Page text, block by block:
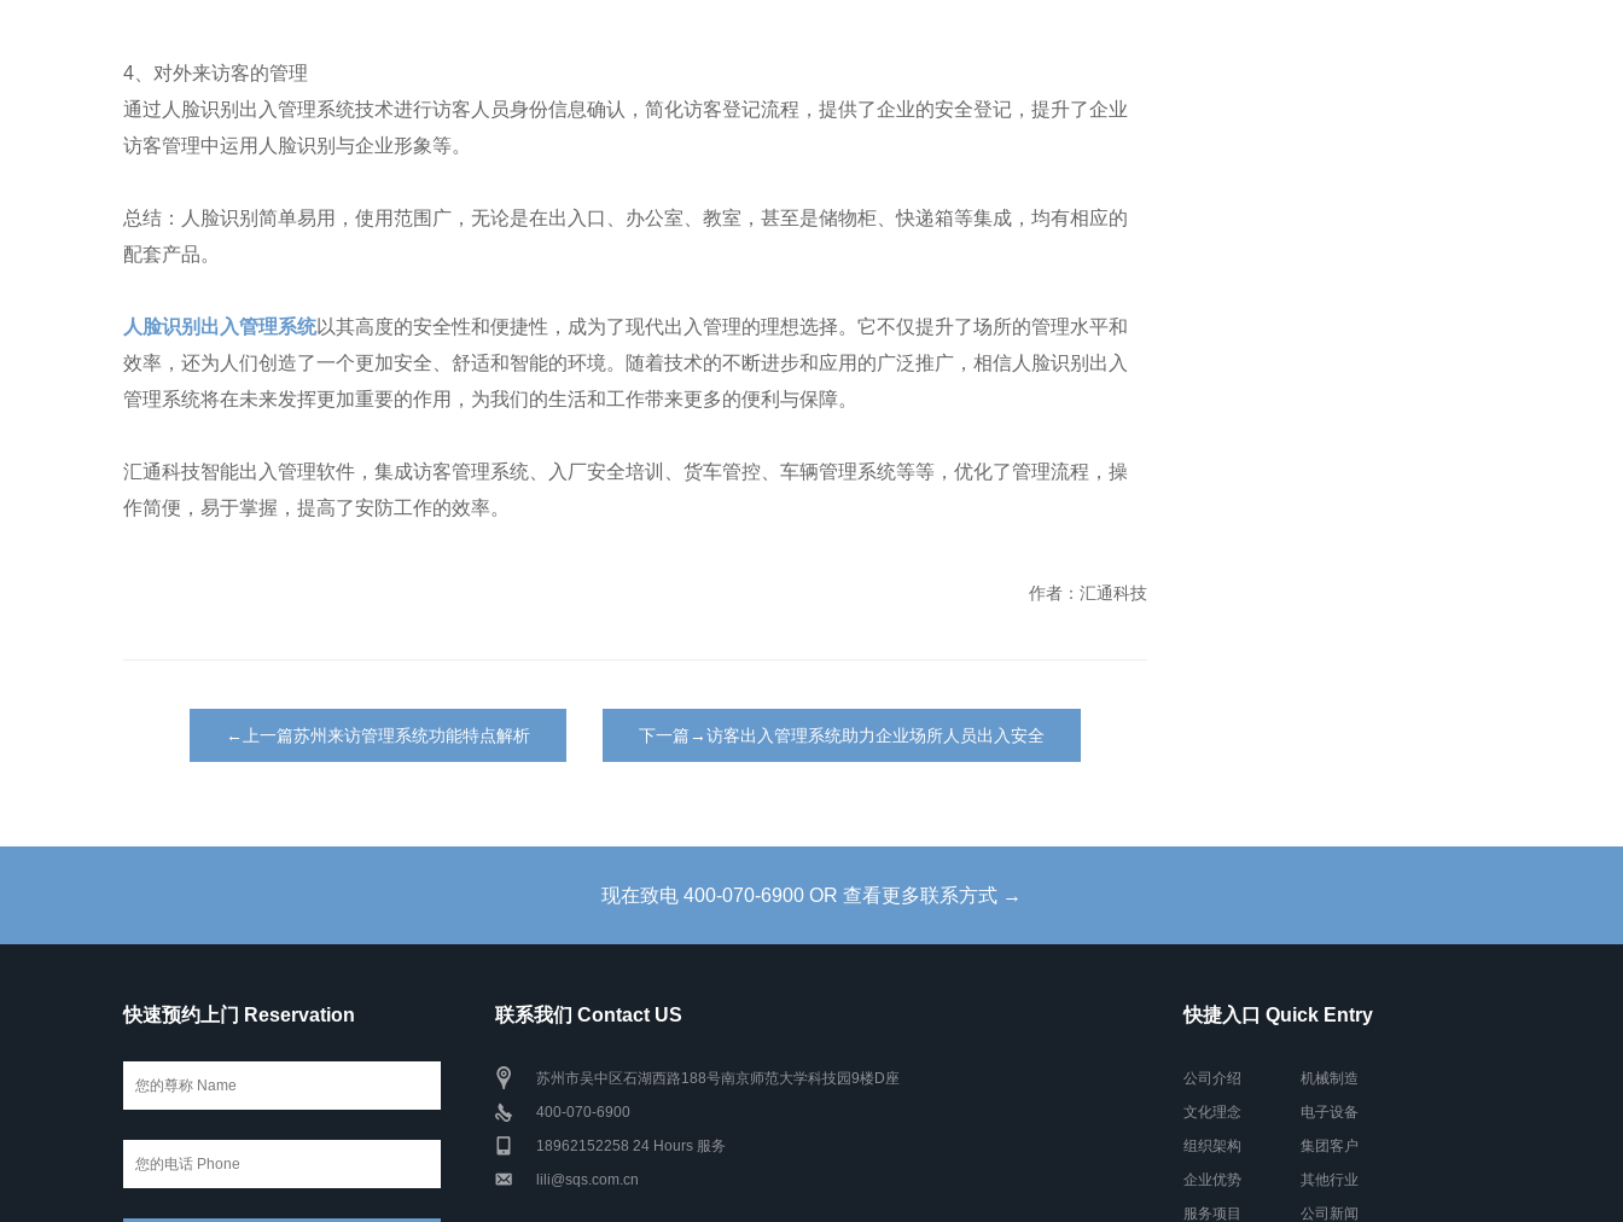
4、对外来访客的管理
通过人脸识别出入管理系统技术进行访客人员身份信息确认，简化访客登记流程，提供了企业的安全登记，提升了企业
访客管理中运用人脸识别与企业形象等。
总结：人脸识别简单易用，使用范围广，无论是在出入口、办公室、教室，甚至是储物柜、快递箱等集成，均有相应的
配套产品。
人脸识别出入管理系统以其高度的安全性和便捷性，成为了现代出入管理的理想选择。它不仅提升了场所的管理水平和
效率，还为人们创造了一个更加安全、舒适和智能的环境。随着技术的不断进步和应用的广泛推广，相信人脸识别出入
管理系统将在未来发挥更加重要的作用，为我们的生活和工作带来更多的便利与保障。
汇通科技智能出入管理软件，集成访客管理系统、入厂安全培训、货车管控、车辆管理系统等等，优化了管理流程，操
作简便，易于掌握，提高了安防工作的效率。
作者：汇通科技
←上一篇苏州来访管理系统功能特点解析 下一篇→访客出入管理系统助力企业场所人员出入安全
现在致电 400-070-6900 OR 查看更多联系方式 →
快速预约上门 Reservation 联系我们 Contact US
苏州市吴中区石湖西路188号南京师范大学科技园9楼D座
400-070-6900
18962152258 24 Hours 服务
lili@sqs.com.cn
快捷入口 Quick Entry
公司介绍
文化理念
组织架构
企业优势
服务项目
机械制造
电子设备
集团客户
其他行业
公司新闻